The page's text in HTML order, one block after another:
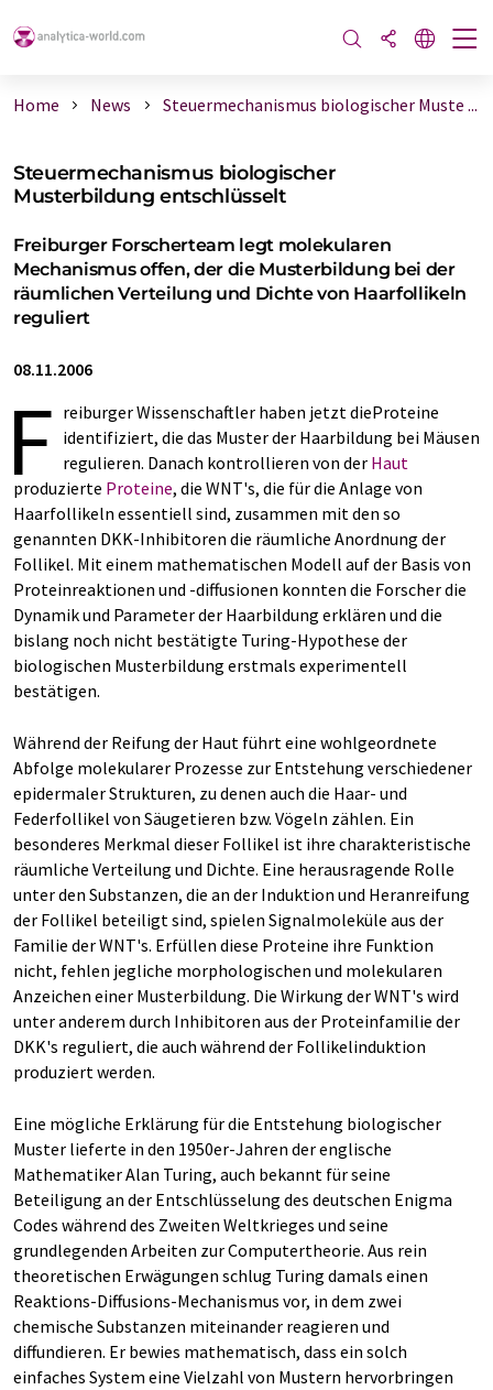
Home News Steuermechanismus biologischer Muste ...
Steuermechanismus biologischer
Musterbildung entschlüsselt
Freiburger Forscherteam legt molekularen
Mechanismus offen, der die Musterbildung bei der
räumlichen Verteilung und Dichte von Haarfollikeln
reguliert
08.11.2006
F reiburger Wissenschaftler haben jetzt dieProteine
identifiziert, die das Muster der Haarbildung bei Mäusen
regulieren. Danach kontrollieren von der Haut
produzierte Proteine, die WNT's, die für die Anlage von
Haarfollikeln essentiell sind, zusammen mit den so
genannten DKK-Inhibitoren die räumliche Anordnung der
Follikel. Mit einem mathematischen Modell auf der Basis von
Proteinreaktionen und -diffusionen konnten die Forscher die
Dynamik und Parameter der Haarbildung erklären und die
bislang noch nicht bestätigte Turing-Hypothese der
biologischen Musterbildung erstmals experimentell
bestätigen.
Während der Reifung der Haut führt eine wohlgeordnete
Abfolge molekularer Prozesse zur Entstehung verschiedener
epidermaler Strukturen, zu denen auch die Haar- und
Federfollikel von Säugetieren bzw. Vögeln zählen. Ein
besonderes Merkmal dieser Follikel ist ihre charakteristische
räumliche Verteilung und Dichte. Eine herausragende Rolle
unter den Substanzen, die an der Induktion und Heranreifung
der Follikel beteiligt sind, spielen Signalmoleküle aus der
Familie der WNT's. Erfüllen diese Proteine ihre Funktion
nicht, fehlen jegliche morphologischen und molekularen
Anzeichen einer Musterbildung. Die Wirkung der WNT's wird
unter anderem durch Inhibitoren aus der Proteinfamilie der
DKK's reguliert, die auch während der Follikelinduktion
produziert werden.
Eine mögliche Erklärung für die Entstehung biologischer
Muster lieferte in den 1950er-Jahren der englische
Mathematiker Alan Turing, auch bekannt für seine
Beteiligung an der Entschlüsselung des deutschen Enigma
Codes während des Zweiten Weltkrieges und seine
grundlegenden Arbeiten zur Computertheorie. Aus rein
theoretischen Erwägungen schlug Turing damals einen
Reaktions-Diffusions-Mechanismus vor, in dem zwei
chemische Substanzen miteinander reagieren und
diffundieren. Er bewies mathematisch, dass ein solch
einfaches System eine Vielzahl von Mustern hervorbringen